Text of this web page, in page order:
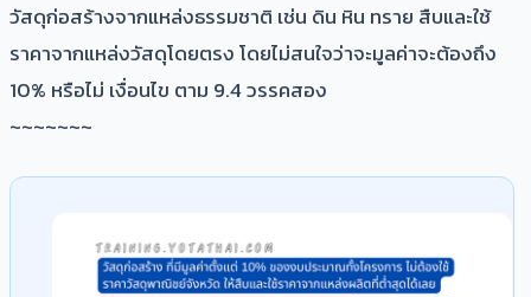
วัสดุก่อสร้างจากแหล่งธรรมชาติ เช่น ดิน หิน ทราย สืบและใช้
ราคาจากแหล่งวัสดุโดยตรง โดยไม่สนใจว่าจะมูลค่าจะต้องถึง
10% หรือไม่ เงื่อนไข ตาม 9.4 วรรคสอง
~~~~~~~